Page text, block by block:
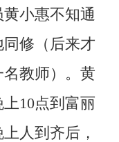
小惠不知通
修（后来才
教师）。黄
10点到富丽
人到齐后，